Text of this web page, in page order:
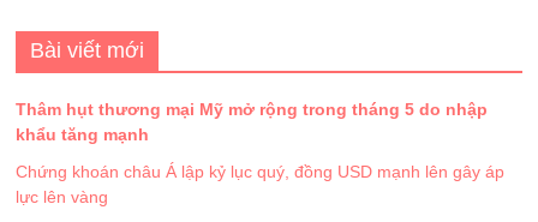
Bài viết mới
Thâm hụt thương mại Mỹ mở rộng trong tháng 5 do nhập
khẩu tăng mạnh
Chứng khoán châu Á lập kỷ lục quý, đồng USD mạnh lên gây áp
lực lên vàng